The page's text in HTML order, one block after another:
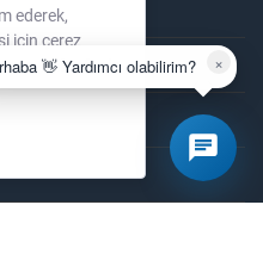
ederek,
için çerez
Daha fazla
×
👋 Yardımcı olabilirim?